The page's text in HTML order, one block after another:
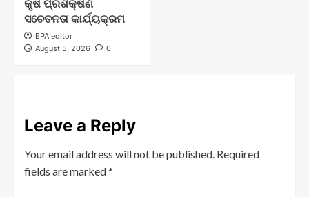
କୃଷି ପ୍ରଶିକ୍ଷିଣ
ସଚେତନତା କାର୍ଯ୍ୟକ୍ରମ
EPA editor
August 5, 2026
0
Leave a Reply
Your email address will not be published. Required
fields are marked*